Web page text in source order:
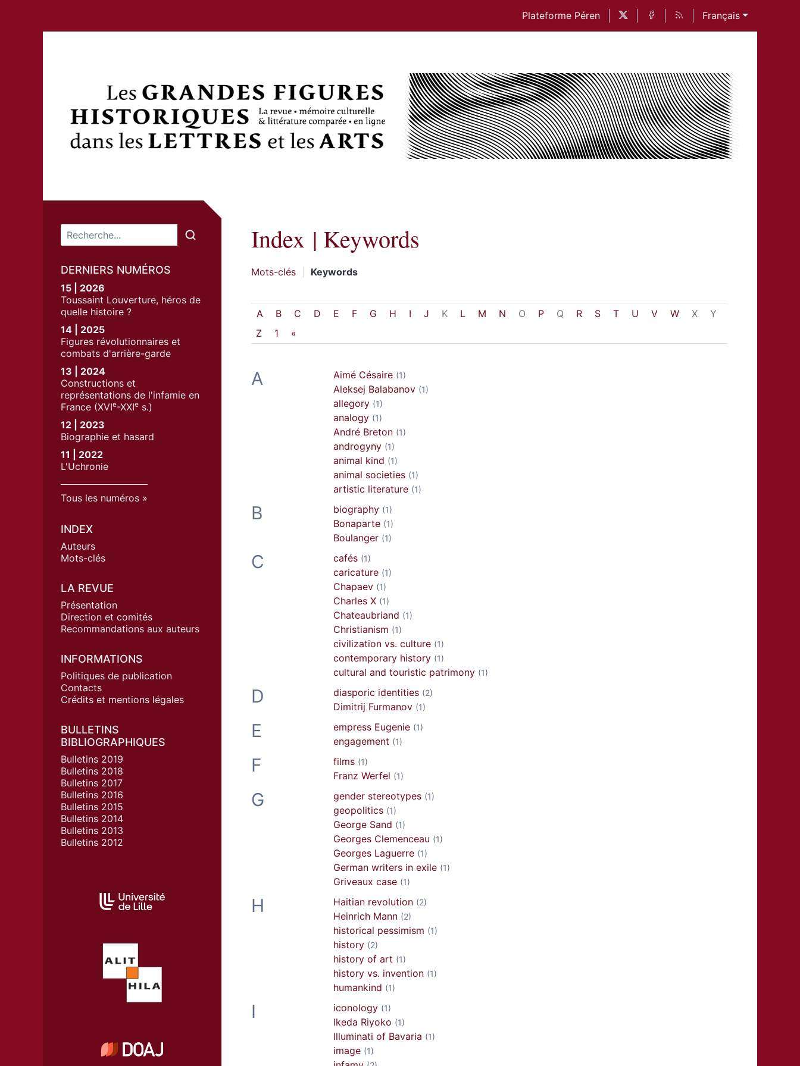
Plateforme Péren Français
Menu principal
DERNIERS NUMÉROS
15 | 2026
Toussaint Louverture, héros de
quelle histoire ?
14 | 2025
Figures révolutionnaires et
combats d'arrière-garde
13 | 2024
Constructions et
représentations de l'infamie en
France (XVIe-XXIe s.)
12 | 2023
Biographie et hasard
11 | 2022
L'Uchronie
Tous les numéros
INDEX
Auteurs
Mots-clés
LA REVUE
Présentation
Direction et comités
Recommandations aux auteurs
INFORMATIONS
Politiques de publication
Contacts
Crédits et mentions légales
BULLETINS
BIBLIOGRAPHIQUES
Bulletins 2019
Bulletins 2018
Bulletins 2017
Bulletins 2016
Bulletins 2015
Bulletins 2014
Bulletins 2013
Bulletins 2012
Index | Keywords
Mots-clés Keywords
A B C D E F G H I J K L M N O P Q R S T U V W X
Y
Z
1 «
A Aimé Césaire (1)
Aleksej Balabanov (1)
allegory (1)
analogy (1)
André Breton (1)
androgyny (1)
animal kind (1)
animal societies (1)
artistic literature (1)
B biography (1)
Bonaparte (1)
Boulanger (1)
C cafés (1)
caricature (1)
Chapaev (1)
Charles X (1)
Chateaubriand (1)
Christianism (1)
civilization vs. culture (1)
contemporary history (1)
cultural and touristic patrimony (1)
D diasporic identities (2)
Dimitrij Furmanov (1)
E empress Eugenie (1)
engagement (1)
F films (1)
Franz Werfel (1)
G gender stereotypes (1)
geopolitics (1)
George Sand (1)
Georges Clemenceau (1)
Georges Laguerre (1)
German writers in exile (1)
Griveaux case (1)
H Haitian revolution (2)
Heinrich Mann (2)
historical pessimism (1)
history (2)
history of art (1)
history vs. invention (1)
humankind (1)
I iconology (1)
Ikeda Riyoko (1)
Illuminati of Bavaria (1)
image (1)